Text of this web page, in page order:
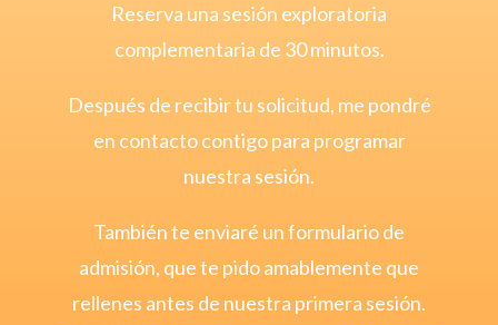
Reserva una sesión exploratoria
complementaria de 30 minutos.
Después de recibir tu solicitud, me pondré
en contacto contigo para programar
nuestra sesión.
También te enviaré un formulario de
admisión, que te pido amablemente que
rellenes antes de nuestra primera sesión.